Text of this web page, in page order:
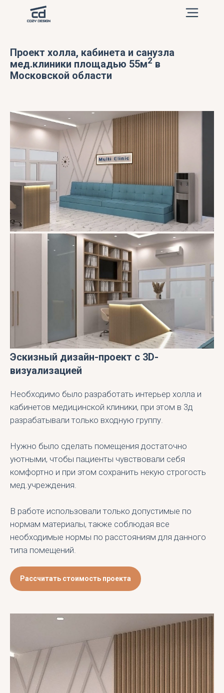
Проект холла, кабинета и санузла
мед.клиники площадью 55м2 в
Московской области
Эскизный дизайн-проект с 3D-
визуализацией
Необходимо было разработать интерьер холла и
кабинетов медицинской клиники, при этом в 3д
разрабатывали только входную группу.
Нужно было сделать помещения достаточно
уютными, чтобы пациенты чувствовали себя
комфортно и при этом сохранить некую строгость
мед.учреждения.
В работе использовали только допустимые по
нормам материалы, также соблюдая все
необходимые нормы по расстояниям для данного
типа помещений.
Рассчитать стоимость проекта